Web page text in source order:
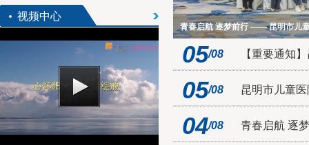
昆明市儿童医院2026年公开引进
高层次人才公告
昆明市儿童医院2026年编制内人
员公开招聘公告
昆明市儿童医院“银龄医师”引进
视频中心
【重要通知】昆明市儿童医院前
昆明市儿童医院获批为国家儿童区
青春启航 逐梦前行 —— 昆明市儿
关于昆明市儿童医院前兴院区 新
为困境儿童带来希望，点燃生命的
“云南的”儿研所
05/08 【重要通知
05/08 昆明市儿童
04/08 青春启航 逐